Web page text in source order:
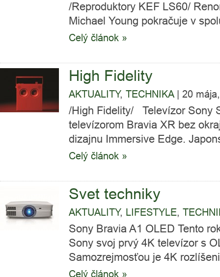
/Reproduktory KEF LS60/
Michael Young pokračuje v
Celý článok »
High Fidelity
AKTUALITY, TECHNIKA| 20
/High Fidelity/ Televízor Sony
televízorom Bravia XR bez
dizajnu Immersive Edge.
Celý článok »
Svet techniky
AKTUALITY, LIFESTYLE,
Sony Bravia A1 OLED Tento
Sony svoj prvý 4K televízor s
Samozrejmosťou je 4K
Celý článok »